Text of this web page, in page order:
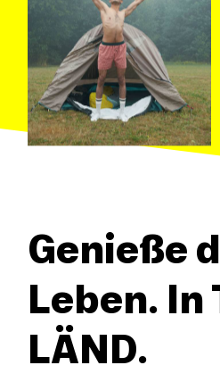
Genieße
Leben. In
LÄND.